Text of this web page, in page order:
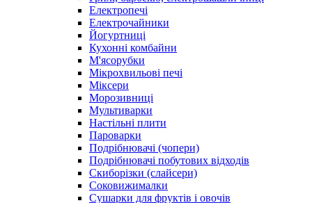
Електропечі
Електрочайники
Йогуртниці
Кухонні комбайни
М'ясорубки
Мікрохвильові печі
Міксери
Морозивниці
Мультиварки
Настільні плити
Пароварки
Подрібнювачі (чопери)
Подрібнювачі побутових відходів
Скиборізки (слайсери)
Соковижималки
Сушарки для фруктів і овочів